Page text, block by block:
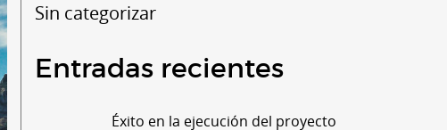
Sin categorizar
Entradas recientes
Éxito en la ejecución del proyecto